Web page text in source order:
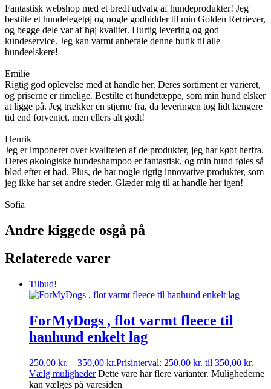
Fantastisk webshop med et bredt udvalg af hundeprodukter! Jeg
bestilte et hundelegetøj og nogle godbidder til min Golden Retriever,
og begge dele var af høj kvalitet. Hurtig levering og god
kundeservice. Jeg kan varmt anbefale denne butik til alle
hundeelskere!
Emilie
Rigtig god oplevelse med at handle her. Deres sortiment er varieret,
og priserne er rimelige. Bestilte et hundetæppe, som min hund elsker
at ligge på. Jeg trækker en stjerne fra, da leveringen tog lidt længere
tid end forventet, men ellers alt godt!
Henrik
Jeg er imponeret over kvaliteten af de produkter, jeg har købt herfra.
Deres økologiske hundeshampoo er fantastisk, og min hund føles så
blød efter et bad. Plus, de har nogle rigtig innovative produkter, som
jeg ikke har set andre steder. Glæder mig til at handle her igen!
Sofia
Andre kiggede osgå på
Relaterede varer
Tilbud!
ForMyDogs , flot varmt fleece til
hanhund enkelt lag
250,00 kr. – 350,00 kr.Prisinterval: 250,00 kr. til 350,00 kr.
Vælg muligheder Dette vare har flere varianter. Mulighederne
kan vælges på varesiden